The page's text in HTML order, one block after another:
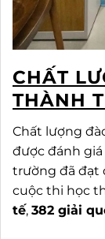
CHẤT
THÀNH
Chất lượng
được đánh giá
trường đã đạt
cuộc thi học
tế, 382 giải